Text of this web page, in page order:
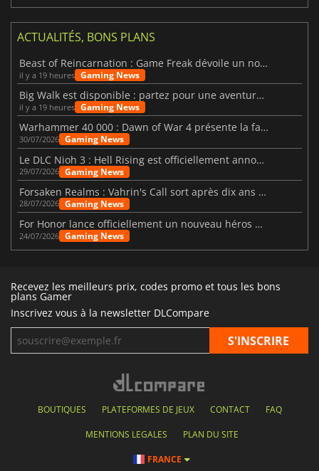
ACTUALITÉS, BONS PLANS
Beast of Reincarnation : Game Freak dévoile un nouveau pari
il y a 19 heures Gaming News
Big Walk est disponible : partez pour une aventure entre amis
il y a 19 heures Gaming News
Warhammer 40 000 : Dawn of War 4 présente la faction des Nécrons
30/07/2026 Gaming News
Le DLC Nioh 3 : Hell Rising est officiellement annoncé
29/07/2026 Gaming News
Forsaken Realms : Vahrin's Call sort après dix ans de développement
28/07/2026 Gaming News
For Honor lance officiellement un nouveau héros nommé Arakure
24/07/2026 Gaming News
Recevez les meilleurs prix, codes promo et tous les bons
plans Gamer
Inscrivez vous à la newsletter DLCompare
BOUTIQUES PLATEFORMES DE JEUX CONTACT FAQ
MENTIONS LEGALES PLAN DU SITE
FRANCE